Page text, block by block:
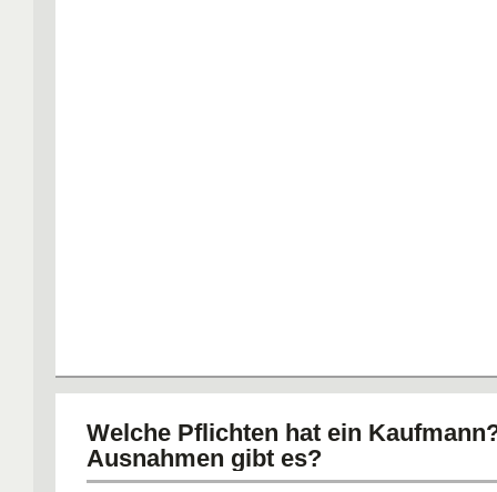
Welche Pflichten hat ein
Ausnahmen gibt es?